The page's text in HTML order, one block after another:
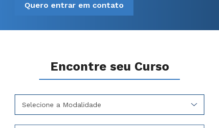
Quero entrar em contato
Encontre seu Curso
Selecione a Modalidade